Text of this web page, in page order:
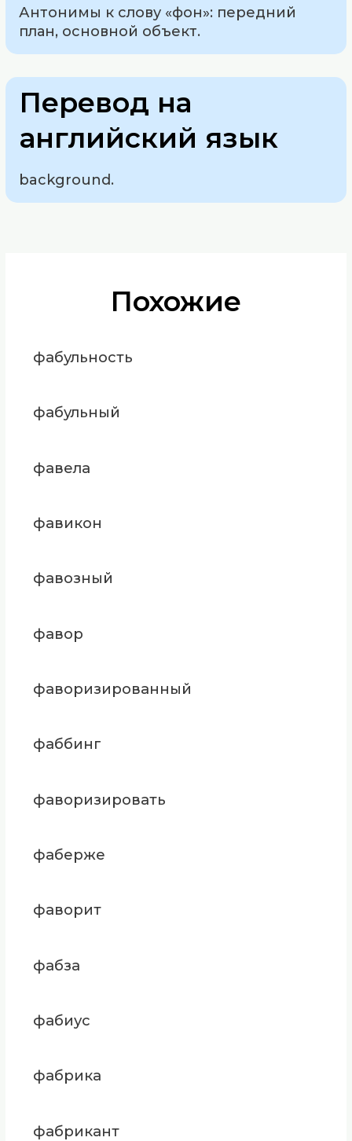
Антонимы к слову «фон»: передний
план, основной объект.
Перевод на
английский язык
background.
Похожие
фабульность
фабульный
фавела
фавикон
фавозный
фавор
фаворизированный
фаббинг
фаворизировать
фаберже
фаворит
фабза
фабиус
фабрика
фабрикант